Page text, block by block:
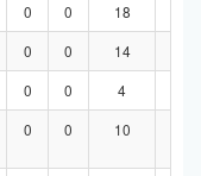
0 0 18
0 0 14
0 0 4
0 0 10